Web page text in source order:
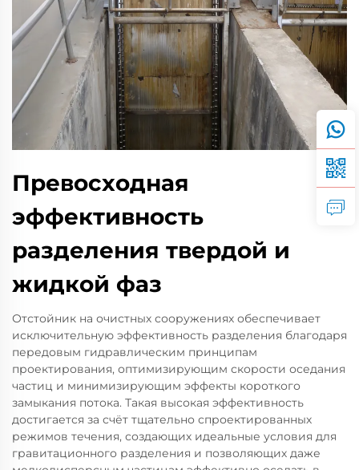
Превосходная
эффективность
разделения твердой и
жидкой фаз
Отстойник на очистных сооружениях обеспечивает
исключительную эффективность разделения благодаря
передовым гидравлическим принципам
проектирования, оптимизирующим скорости оседания
частиц и минимизирующим эффекты короткого
замыкания потока. Такая высокая эффективность
достигается за счёт тщательно спроектированных
режимов течения, создающих идеальные условия для
гравитационного разделения и позволяющих даже